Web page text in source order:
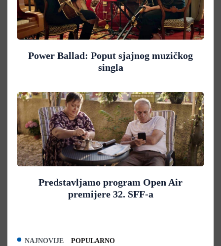
Power Ballad: Poput sjajnog muzičkog
singla
Predstavljamo program Open Air
premijere 32. SFF-a
NAJNOVIJE POPULARNO